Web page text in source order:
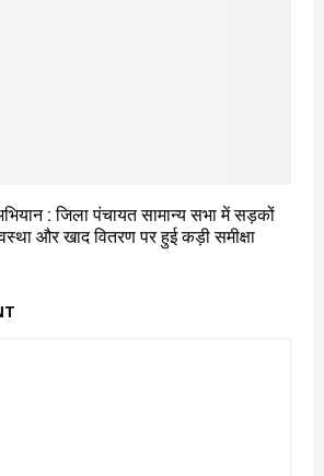
: जिला पंचायत सामान्य सभा में सड़कों
और खाद वितरण पर हुई कड़ी समीक्षा